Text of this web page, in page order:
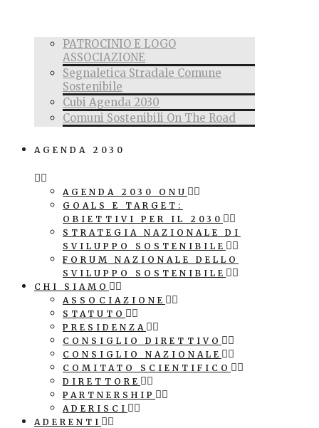
PATROCINIO E LOGO
ASSOCIAZIONE
Segnaletica Stradale Comune
Sostenibile
Cubi Agenda 2030
Comuni Sostenibili On The Road
AGENDA 2030
AGENDA 2030 ONU
GOALS E TARGET:
OBIETTIVI PER IL 2030
STRATEGIA NAZIONALE DI
SVILUPPO SOSTENIBILE
FORUM NAZIONALE DELLO
SVILUPPO SOSTENIBILE
CHI SIAMO
ASSOCIAZIONE
STATUTO
PRESIDENZA
CONSIGLIO DIRETTIVO
CONSIGLIO NAZIONALE
COMITATO SCIENTIFICO
DIRETTORE
PARTNERSHIP
ADERISCI
ADERENTI